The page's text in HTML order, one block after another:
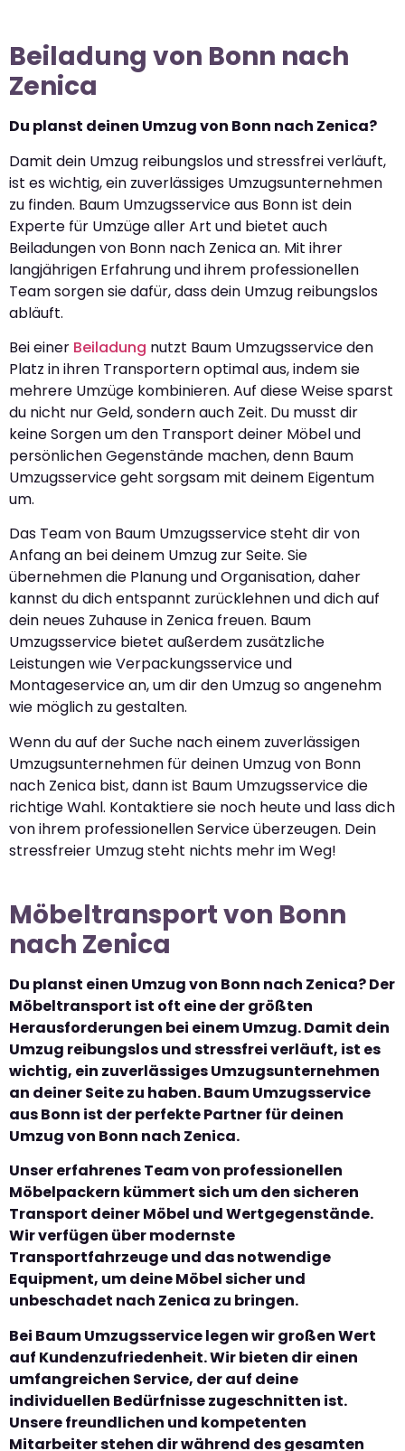
Beiladung von Bonn nach
Zenica
Du planst deinen Umzug von Bonn nach Zenica?
Damit dein Umzug reibungslos und stressfrei verläuft,
ist es wichtig, ein zuverlässiges Umzugsunternehmen
zu finden. Baum Umzugsservice aus Bonn ist dein
Experte für Umzüge aller Art und bietet auch
Beiladungen von Bonn nach Zenica an. Mit ihrer
langjährigen Erfahrung und ihrem professionellen
Team sorgen sie dafür, dass dein Umzug reibungslos
abläuft.
Bei einer Beiladung nutzt Baum Umzugsservice den
Platz in ihren Transportern optimal aus, indem sie
mehrere Umzüge kombinieren. Auf diese Weise sparst
du nicht nur Geld, sondern auch Zeit. Du musst dir
keine Sorgen um den Transport deiner Möbel und
persönlichen Gegenstände machen, denn Baum
Umzugsservice geht sorgsam mit deinem Eigentum
um.
Das Team von Baum Umzugsservice steht dir von
Anfang an bei deinem Umzug zur Seite. Sie
übernehmen die Planung und Organisation, daher
kannst du dich entspannt zurücklehnen und dich auf
dein neues Zuhause in Zenica freuen. Baum
Umzugsservice bietet außerdem zusätzliche
Leistungen wie Verpackungsservice und
Montageservice an, um dir den Umzug so angenehm
wie möglich zu gestalten.
Wenn du auf der Suche nach einem zuverlässigen
Umzugsunternehmen für deinen Umzug von Bonn
nach Zenica bist, dann ist Baum Umzugsservice die
richtige Wahl. Kontaktiere sie noch heute und lass dich
von ihrem professionellen Service überzeugen. Dein
stressfreier Umzug steht nichts mehr im Weg!
Möbeltransport von Bonn
nach Zenica
Du planst einen Umzug von Bonn nach Zenica? Der
Möbeltransport ist oft eine der größten
Herausforderungen bei einem Umzug. Damit dein
Umzug reibungslos und stressfrei verläuft, ist es
wichtig, ein zuverlässiges Umzugsunternehmen
an deiner Seite zu haben. Baum Umzugsservice
aus Bonn ist der perfekte Partner für deinen
Umzug von Bonn nach Zenica.
Unser erfahrenes Team von professionellen
Möbelpackern kümmert sich um den sicheren
Transport deiner Möbel und Wertgegenstände.
Wir verfügen über modernste
Transportfahrzeuge und das notwendige
Equipment, um deine Möbel sicher und
unbeschadet nach Zenica zu bringen.
Bei Baum Umzugsservice legen wir großen Wert
auf Kundenzufriedenheit. Wir bieten dir einen
umfangreichen Service, der auf deine
individuellen Bedürfnisse zugeschnitten ist.
Unsere freundlichen und kompetenten
Mitarbeiter stehen dir während des gesamten